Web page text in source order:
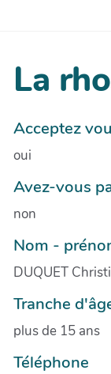
La
Acceptez
oui
Avez-vous
non
Nom -
DUQUET
Tranche
plus de 15 ans
Téléphone